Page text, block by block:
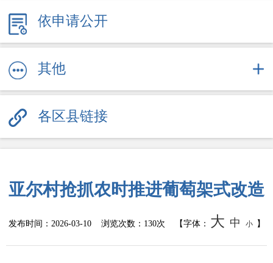
文体旅游
其他服务信息
公共企事业信息
公共监管
依申请公开
其他
各区县链接
亚尔村抢抓农时推进葡萄架式改造
发布时间： 2026-03-10浏览次数： 130次 【字体： 大 中 小 】